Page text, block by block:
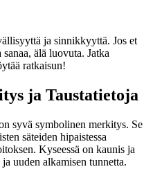
ja sinnikkyyttä. Jos et
älä luovuta. Jatka
ratkaisun!
ja Taustatietoja
syvä symbolinen merkitys. Se
säteiden hipaistessa
Kyseessä on kaunis ja
uuden alkamisen tunnetta.